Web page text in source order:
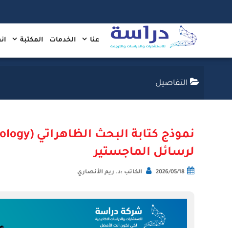
عنا الخدمات المكتبة
التفاصيل
لرسائل الماجستير
2026/05/18 الكاتب :د. ريم الأنصاري